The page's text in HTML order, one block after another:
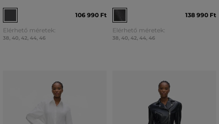
106 990 Ft
Elérhető méretek:
38 40 42 44 46
138 990 Ft
Elérhető méretek:
38 40 42 44 46